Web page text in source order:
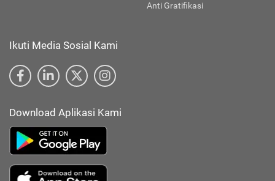
Anti Gratifikasi
Ikuti Media Sosial Kami
Download Aplikasi Kami